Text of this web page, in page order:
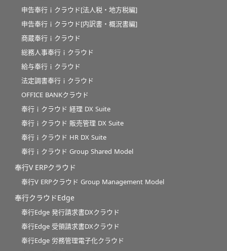
申告奉行ｉクラウド[法人税・地方税編]
申告奉行ｉクラウド[内訳書・概況書編]
商蔵奉行ｉクラウド
総務人事奉行ｉクラウド
給与奉行ｉクラウド
法定調書奉行ｉクラウド
OFFICE BANKクラウド
奉行ｉクラウド 経理 DX Suite
奉行ｉクラウド 販売管理 DX Suite
奉行ｉクラウド HR DX Suite
奉行ｉクラウド Group Shared Model
奉行V ERPクラウド
奉行V ERPクラウド Group Management Model
奉行クラウドEdge
奉行Edge 発行請求書DXクラウド
奉行Edge 受領請求書DXクラウド
奉行Edge 労務管理電子化クラウド